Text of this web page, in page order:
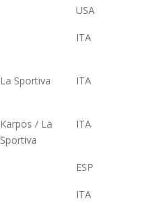
USA
ITA
La Sportiva ITA
Karpos / La
Sportiva
ITA
ESP
ITA